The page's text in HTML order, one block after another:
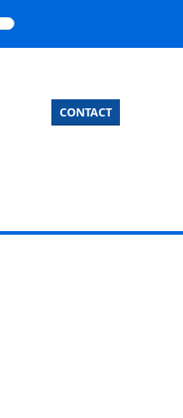
CONTACT